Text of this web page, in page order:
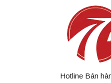
Hotline Bán